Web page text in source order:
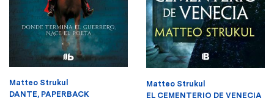
Matteo Strukul
DANTE, PAPERBACK
Matteo Strukul
EL CEMENTERIO DE VENECIA